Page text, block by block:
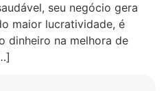
seu negócio gera
maior lucratividade, é
dinheiro na melhora de